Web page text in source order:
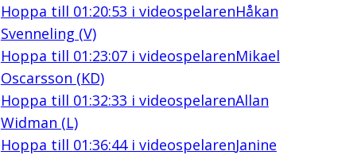
Hoppa till 01:20:53 i videospelarenHåkan
Svenneling (V)
Hoppa till 01:23:07i videospelarenMikael
Oscarsson (KD)
Hoppa till 01:32:33 i videospelarenAllan
Widman (L)
Hoppa till 01:36:44i videospelarenJanine